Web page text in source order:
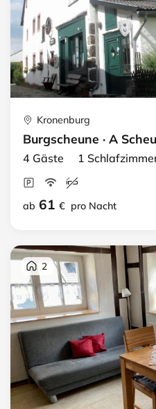
Kronenburg
Burgscheune · A
4 Gäste 1
ab 61 € pro Nacht
2